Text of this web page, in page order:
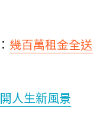
幾百萬租金全
人生新風景